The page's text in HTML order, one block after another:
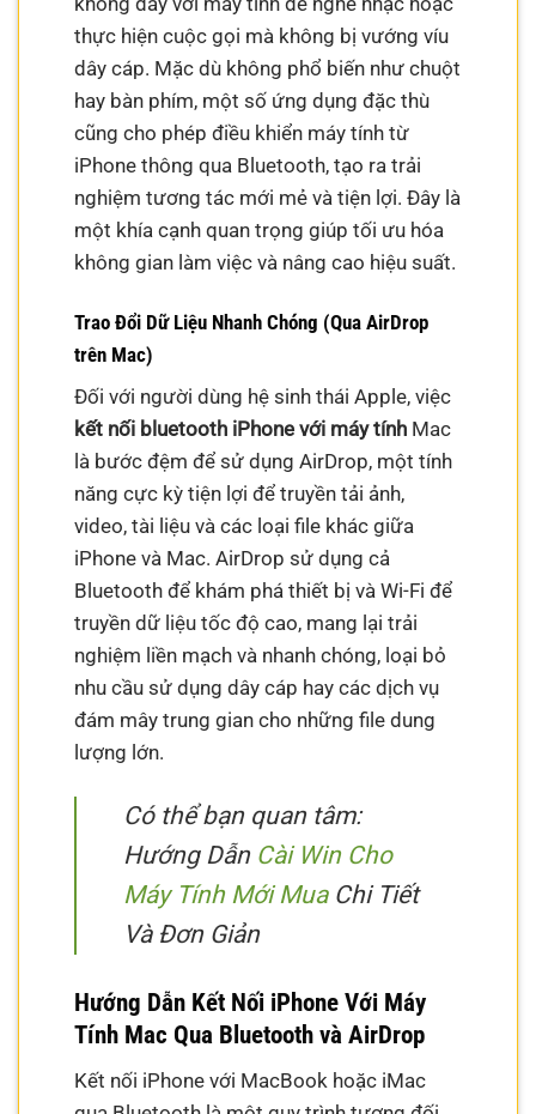
thực hiện cuộc gọi mà không bị vướng víu
dây cáp. Mặc dù không phổ biến như chuột
hay bàn phím, một số ứng dụng đặc thù
cũng cho phép điều khiển máy tính từ
iPhone thông qua Bluetooth, tạo ra trải
nghiệm tương tác mới mẻ và tiện lợi. Đây là
một khía cạnh quan trọng giúp tối ưu hóa
không gian làm việc và nâng cao hiệu suất.
Trao Đổi Dữ Liệu Nhanh Chóng (Qua AirDrop
trên Mac)
Đối với người dùng hệ sinh thái Apple, việc
kết nối bluetooth iPhone với máy tính Mac
là bước đệm để sử dụng AirDrop, một tính
năng cực kỳ tiện lợi để truyền tải ảnh,
video, tài liệu và các loại file khác giữa
iPhone và Mac. AirDrop sử dụng cả
Bluetooth để khám phá thiết bị và Wi-Fi để
truyền dữ liệu tốc độ cao, mang lại trải
nghiệm liền mạch và nhanh chóng, loại bỏ
nhu cầu sử dụng dây cáp hay các dịch vụ
đám mây trung gian cho những file dung
lượng lớn.
Có thể bạn quan tâm:
Hướng Dẫn Cài Win Cho
Máy Tính Mới MuaChi Tiết
Và Đơn Giản
Hướng Dẫn Kết Nối iPhone Với Máy
Tính Mac Qua Bluetooth và AirDrop
Kết nối iPhone với MacBook hoặc iMac